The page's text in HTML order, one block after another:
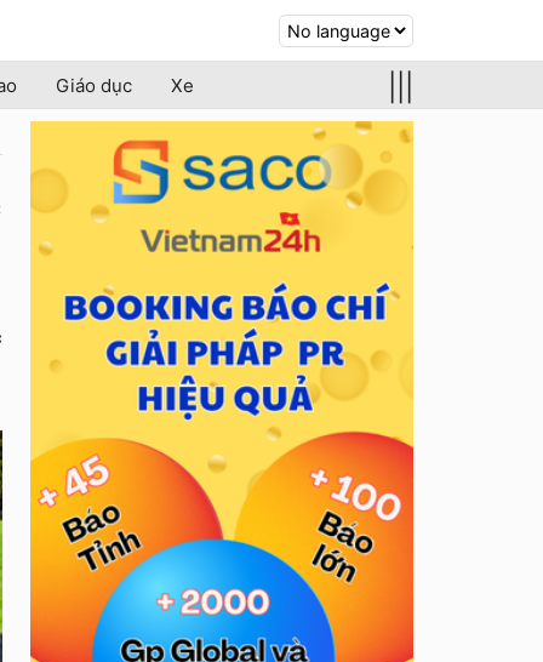
Giáo dục Xe